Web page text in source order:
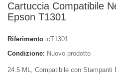
Cartuccia Compatibile
Epson T1301
Riferimento icT1301
Condizione: Nuovo prodotto
24.5 ML, Compatibile con Stampanti